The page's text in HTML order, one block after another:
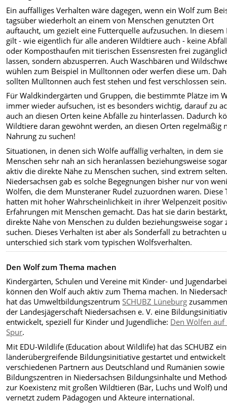
Ein auffälliges Verhalten wäre dagegen, wenn ein Wolf zum
tagsüber wiederholt an einem von Menschen genutzten Ort
auftaucht, um gezielt eine Futterquelle aufzusuchen. In diesem
gilt - wie eigentlich für alle anderen Wildtiere auch - keine
oder Komposthaufen mit tierischen Essensresten frei
lassen, sondern abzusperren. Auch Waschbären und
wühlen zum Beispiel in Mülltonnen oder werfen diese um.
sollten Mülltonnen auch fest stehen und fest verschlossen sein.
Für Waldkindergärten und Gruppen, die bestimmte Plätze im
immer wieder aufsuchen, ist es besonders wichtig, darauf zu
auch an diesen Orten keine Abfälle zu hinterlassen. Dadurch
Wildtiere daran gewöhnt werden, an diesen Orten regelmäßig
Nahrung zu suchen!
Situationen, in denen sich Wölfe auffällig verhalten, in dem sie
Menschen sehr nah an sich heranlassen beziehungsweise
aktiv die direkte Nähe zu Menschen suchen, sind extrem
Niedersachsen gab es solche Begegnungen bisher nur von
Wölfen, die dem Munsteraner Rudel zuzuordnen waren. Diese
hatten mit hoher Wahrscheinlichkeit in ihrer Welpenzeit
Erfahrungen mit Menschen gemacht. Das hat sie darin
direkte Nähe von Menschen zu dulden beziehungsweise sogar
suchen. Dieses Verhalten ist aber als Sonderfall zu betrachten
unterschied sich stark vom typischen Wolfsverhalten.
Den Wolf zum Thema machen
Kindergärten, Schulen und Vereine mit Kinder- und
können den Wolf auch aktiv zum Thema machen. In
hat das UmweltbildungszentrumSCHUBZ Lüneburg
der Landesjägerschaft Niedersachsen e. V. eine
entwickelt, speziell für Kinder und Jugendliche: Den Wölfen auf
Spur.
Mit EDU-Wildlife (Education about Wildlife) hat das SCHUBZ
länderübergreifende Bildungsinitiative gestartet und
verschiedenen Partnern aus Deutschland und Rumänien
Bildungszentren in Niedersachsen Bildungsinhalte und
zur Koexistenz mit großen Wildtieren (Bär, Luchs und Wolf)
vernetzt zudem Pädagogen und Akteure international.